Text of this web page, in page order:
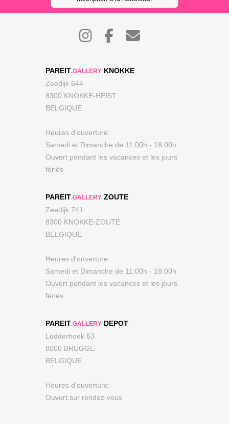
PAREIT.GALLERY KNOKKE
Zeedijk 644
8300 KNOKKE-HEIST
BELGIQUE
Heures d'ouverture:
Samedi et Dimanche de 11:00h - 18:00h
Ouvert pendant les vacances et les jours
fériés
PAREIT.GALLERY ZOUTE
Zeedijk 741
8300 KNOKKE-ZOUTE
BELGIQUE
Heures d'ouverture:
Samedi et Dimanche de 11:00h - 18:00h
Ouvert pendant les vacances et les jours
fériés
PAREIT.GALLERY DEPOT
Lodderhoek 63
8000 BRUGGE
BELGIQUE
Heures d'ouverture:
Ouvert sur rendez-vous